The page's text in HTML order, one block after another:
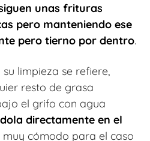
unas frituras
pero manteniendo ese
pero tierno por dentro.
limpieza se refiere,
resto de grasa
el grifo con agua
directamente en el
muy cómodo para el caso